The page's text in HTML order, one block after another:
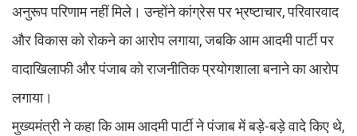
अनुरूप परिणाम नहीं मिले। उन्होंने कांग्रेस पर भ्रष्टाचार, परिवारवाद
और विकास को रोकने का आरोप लगाया, जबकि आम आदमी पार्टी पर
वादाखिलाफी और पंजाब को राजनीतिक प्रयोगशाला बनाने का आरोप
लगाया।
मुख्यमंत्री ने कहा कि आम आदमी पार्टी ने पंजाब में बड़े-बड़े वादे किए थे,